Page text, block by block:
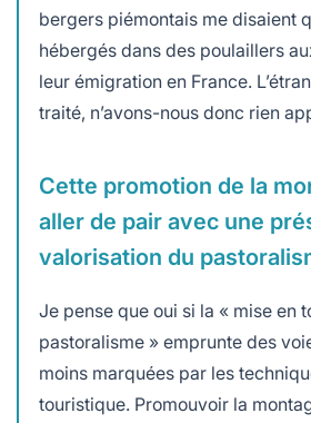
bergers piémontais me disaient
hébergés dans des poulaillers
leur émigration en France.
traité, n’avons-nous donc rien
Cette promotion de la
aller de pair avec une
valorisation du
Je pense que oui si la « mise en
pastoralisme » emprunte des
moins marquées par les
touristique. Promouvoir la